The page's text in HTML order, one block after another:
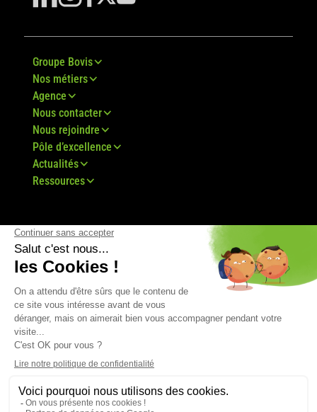
Groupe Bovis
Nos métiers
Agence
Nous contacter
Nous rejoindre
Pôle d’excellence
Actualités
Ressources
© Groupe Bovis 2024 - Mentions légales
-Plan du site CGV